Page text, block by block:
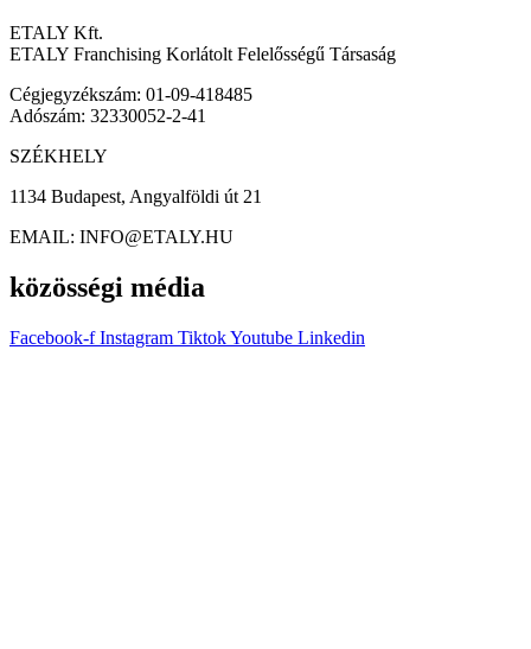
ETALY Kft.
ETALY Franchising Korlátolt Felelősségű Társaság
Cégjegyzékszám: 01-09-418485
Adószám: 32330052-2-41
SZÉKHELY
1134 Budapest, Angyalföldi út 21
EMAIL: INFO@ETALY.HU
közösségi média
Facebook-f Instagram TiktokYoutube Linkedin